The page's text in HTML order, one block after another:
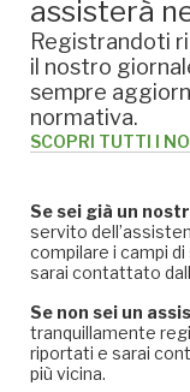
assisterà
Registrandoti
il nostro
sempre
normativa.
SCOPRI TUTTI I
Se sei già un
servito
compilare i campi
sarai contattato
Se non sei un
tranquillamente
riportati e sarai
più vicina.